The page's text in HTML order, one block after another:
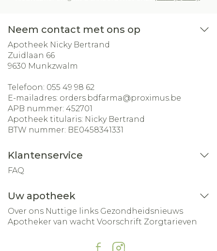
Neem contact met ons op
Apotheek Nicky Bertrand
Zuidlaan 66
9630 Munkzwalm
Telefoon: 055 49 98 62
E-mailadres: orders.bdfarma@proximus.be
APB nummer: 452701
Apotheek titularis: Nicky Bertrand
BTW nummer: BE0458341331
Klantenservice
FAQ
Uw apotheek
Over ons Nuttige links Gezondheidsnieuws
Apotheker van wacht Voorschrift Zorgtarieven